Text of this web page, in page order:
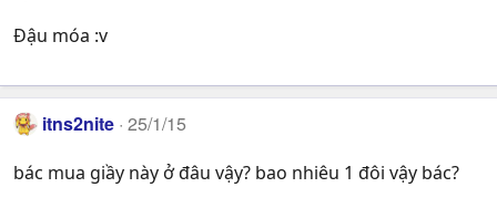
Đậu móa :v
itns2nite 25/1/15
bác mua giầy này ở đâu vậy? bao nhiêu 1 đôi vậy bác?